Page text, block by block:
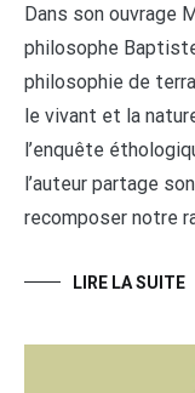
Dans son ouvrage
philosophe
philosophie de
le vivant et la
l’enquête
l’auteur partage
recomposer notre
LIRE LA SUITE